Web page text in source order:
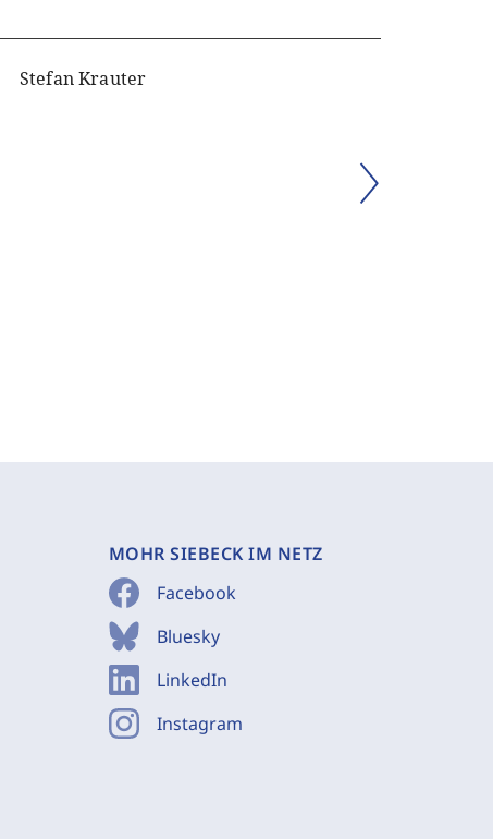
Stefan Krauter
MOHR SIEBECK IM NETZ
Facebook
Bluesky
LinkedIn
Instagram